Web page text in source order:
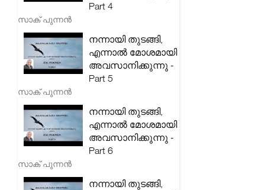
Part 4
സാക് പുന്നൻ
നന്നായി തുടങ്ങി,
എന്നാൽ മോശമായി
അവസാനിക്കുന്നു -
Part 5
സാക് പുന്നൻ
നന്നായി തുടങ്ങി,
എന്നാൽ മോശമായി
അവസാനിക്കുന്നു -
Part 6
സാക് പുന്നൻ
നന്നായി തുടങ്ങി,